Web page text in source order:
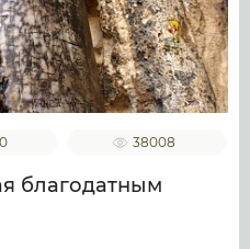
0 38008
благодатным